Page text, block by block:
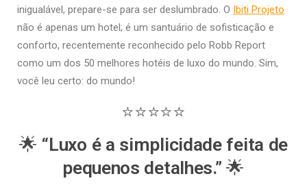
inigualável, prepare-se para ser deslumbrado. O Ibiti Projeto
não é apenas um hotel; é um santuário de sofisticação e
conforto, recentemente reconhecido pelo Robb Report
como um dos 50 melhores hotéis de luxo do mundo. Sim,
você leu certo: do mundo!
⭐⭐⭐⭐⭐
🌟 “Luxo é a simplicidade feita de
pequenos detalhes.” 🌟